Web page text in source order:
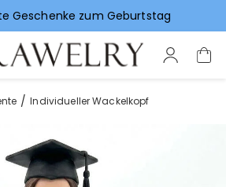
Geschenke zum Geburtstag
für Hochzeitsgeschenke
Individueller Wackelkopf